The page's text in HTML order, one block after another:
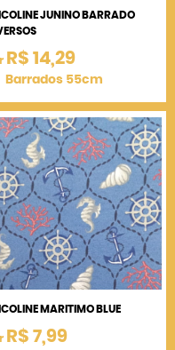
JUNINO BARRADO
R$ 14,29
Barrados 55cm
MARITIMO BLUE
R$ 7,99